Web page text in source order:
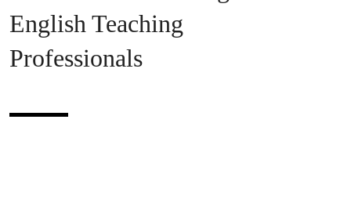
English Teaching
Professionals